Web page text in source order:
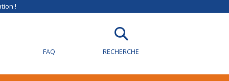
!
FAQ RECHERCHE